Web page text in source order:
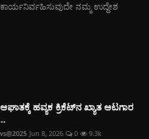
ನಮ್ಮ ಉದ್ದೇಶ
ಹವ್ಯಕ ಕ್ರಿಕೆಟ್‌ನ ಖ್ಯಾತ ಆಟಗಾರ
Jun 8, 2026 0 9.3k